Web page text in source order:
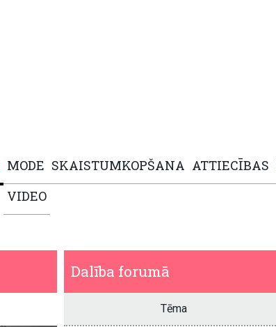
MODE SKAISTUMKOPŠANA ATTIECĪBAS
VIDEO
Dalība forumā
Tēma